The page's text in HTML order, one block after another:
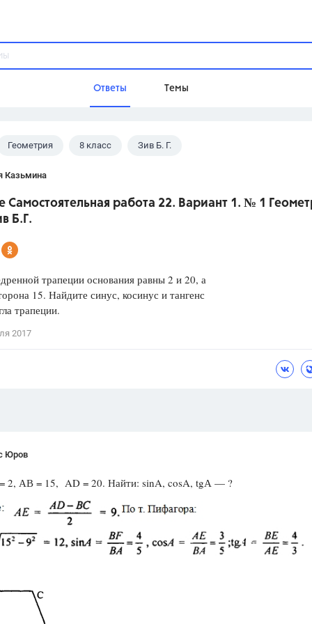
Ответы Темы
Домашнее задание
Учебники
Разумовская М.М.,
Красота,
Геометрия 8 класс Зив Б. Г.
Казьмина
Самостоятельная работа 22. Вариант 1. № 1
Б.Г.
трапеции основания равны 2 и 20, а
15. Найдите синус, косинус и тангенс
трапеции.
2017
Юров
2, АВ = 15, AD = 20. Найти: sinA, cosA, tgА — ?